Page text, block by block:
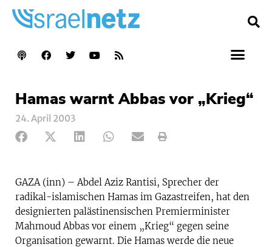
Hamas warnt Abbas vor „Krieg“
24. April 2003
GAZA (inn) – Abdel Aziz Rantisi, Sprecher der
radikal-islamischen Hamas im Gazastreifen, hat den
designierten palästinensischen Premierminister
Mahmoud Abbas vor einem „Krieg“ gegen seine
Organisation gewarnt. Die Hamas werde die neue